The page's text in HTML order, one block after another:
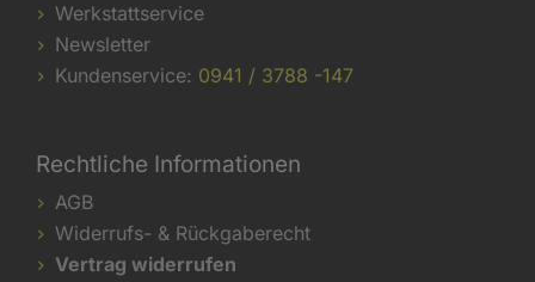
Werkstattservice
Newsletter
Kundenservice: 0941 / 3788 -147
Rechtliche Informationen
AGB
Widerrufs- & Rückgaberecht
Vertrag widerrufen